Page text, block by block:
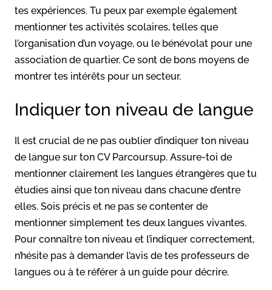
tes expériences. Tu peux par exemple également
mentionner tes activités scolaires, telles que
l’organisation d’un voyage, ou le bénévolat pour une
association de quartier. Ce sont de bons moyens de
montrer tes intérêts pour un secteur.
Indiquer ton niveau de langue
Il est crucial de ne pas oublier d’indiquer ton niveau
de langue sur ton CV Parcoursup. Assure-toi de
mentionner clairement les langues étrangères que tu
étudies ainsi que ton niveau dans chacune d’entre
elles. Sois précis et ne pas se contenter de
mentionner simplement tes deux langues vivantes.
Pour connaître ton niveau et l’indiquer correctement,
n’hésite pas à demander l’avis de tes professeurs de
langues ou à te référer à un guide pour décrire.